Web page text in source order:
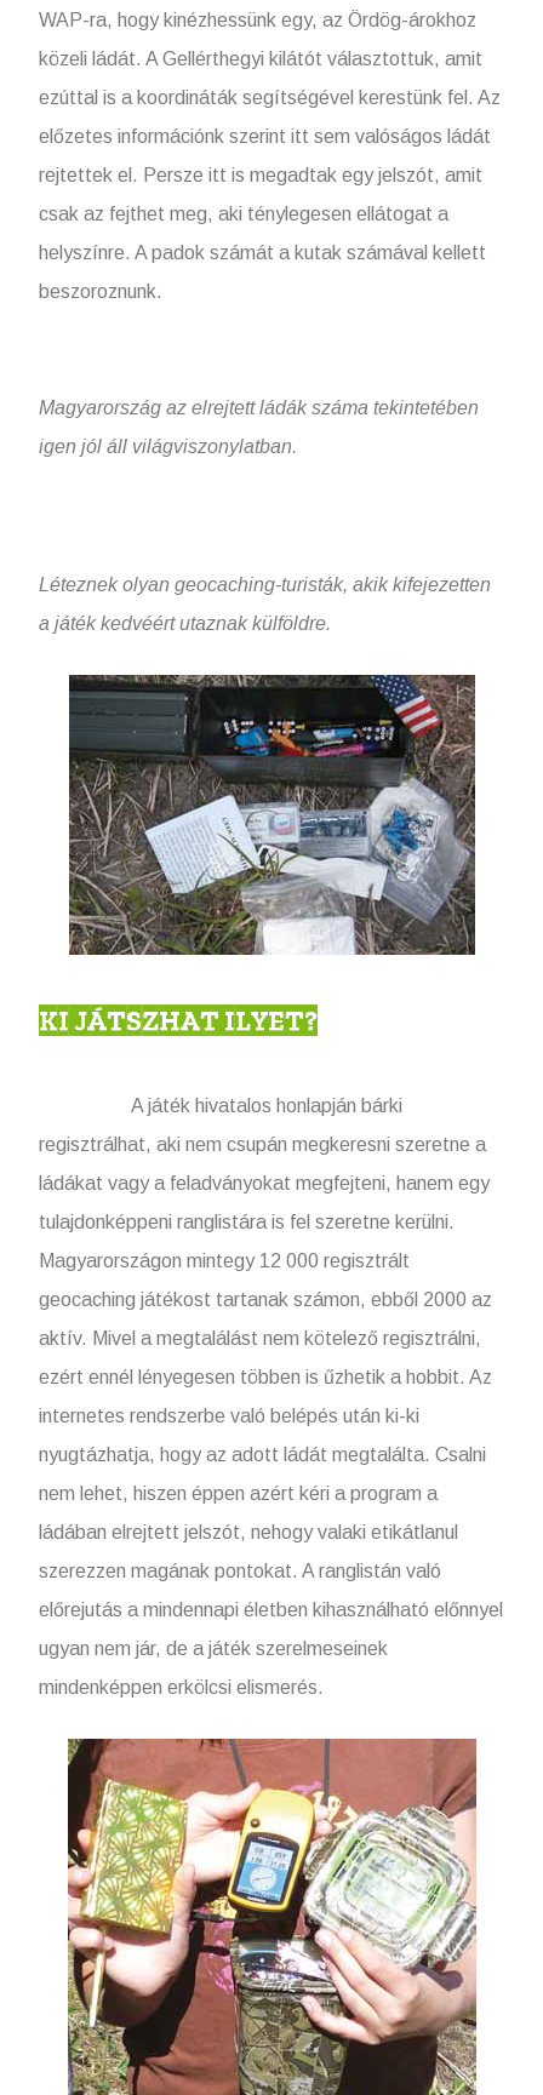
WAP-ra, hogy kinézhessünk egy, az Ördög-árokhoz
közeli ládát. A Gellérthegyi kilátót választottuk, amit
ezúttal is a koordináták segítségével kerestünk fel. Az
előzetes információnk szerint itt sem valóságos ládát
rejtettek el. Persze itt is megadtak egy jelszót, amit
csak az fejthet meg, aki ténylegesen ellátogat a
helyszínre. A padok számát a kutak számával kellett
beszoroznunk.
Magyarország az elrejtett ládák száma tekintetében
igen jól áll világviszonylatban.
Léteznek olyan geocaching-turisták, akik kifejezetten
a játék kedvéért utaznak külföldre.
KI JÁTSZHAT ILYET?
A játék hivatalos honlapján bárki
regisztrálhat, aki nem csupán megkeresni szeretne a
ládákat vagy a feladványokat megfejteni, hanem egy
tulajdonképpeni ranglistára is fel szeretne kerülni.
Magyarországon mintegy 12 000 regisztrált
geocaching játékost tartanak számon, ebből 2000 az
aktív. Mivel a megtalálást nem kötelező regisztrálni,
ezért ennél lényegesen többen is űzhetik a hobbit. Az
internetes rendszerbe való belépés után ki-ki
nyugtázhatja, hogy az adott ládát megtalálta. Csalni
nem lehet, hiszen éppen azért kéri a program a
ládában elrejtett jelszót, nehogy valaki etikátlanul
szerezzen magának pontokat. A ranglistán való
előrejutás a mindennapi életben kihasználható előnnyel
ugyan nem jár, de a játék szerelmeseinek
mindenképpen erkölcsi elismerés.